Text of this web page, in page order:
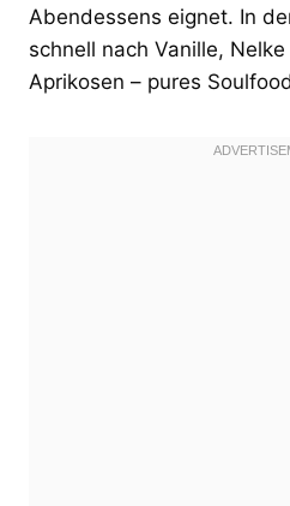
Abendessens eignet. In
schnell nach Vanille,
Aprikosen – pures